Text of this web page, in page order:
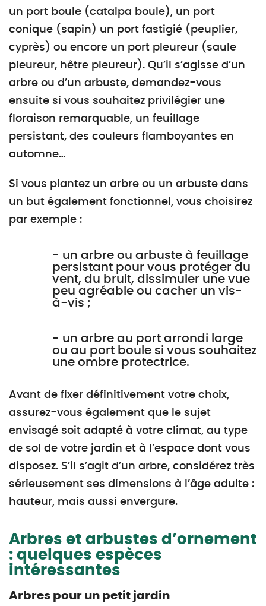
un port boule (catalpa boule), un port
conique (sapin) un port fastigié (peuplier,
cyprès) ou encore un port pleureur (saule
pleureur, hêtre pleureur). Qu’il s’agisse d’un
arbre ou d’un arbuste, demandez-vous
ensuite si vous souhaitez privilégier une
floraison remarquable, un feuillage
persistant, des couleurs flamboyantes en
automne…
Si vous plantez un arbre ou un arbuste dans
un but également fonctionnel, vous choisirez
par exemple :
- un arbre ou arbuste à feuillage
persistant pour vous protéger du
vent, du bruit, dissimuler une vue
peu agréable ou cacher un vis-
à-vis ;
- un arbre au port arrondi large
ou au port boule si vous souhaitez
une ombre protectrice.
Avant de fixer définitivement votre choix,
assurez-vous également que le sujet
envisagé soit adapté à votre climat, au type
de sol de votre jardin et à l’espace dont vous
disposez. S’il s’agit d’un arbre, considérez très
sérieusement ses dimensions à l’âge adulte :
hauteur, mais aussi envergure.
Arbres et arbustes d’ornement
: quelques espèces
intéressantes
Arbres pour un petit jardin